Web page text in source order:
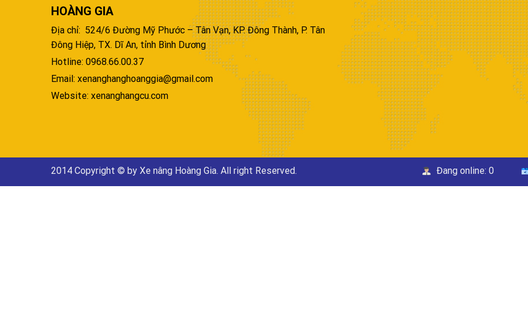
HOÀNG GIA
Địa chỉ: 524/6 Đường Mỹ Phước – Tân Vạn, KP. Đông Thành, P. Tân
Đông Hiệp, TX. Dĩ An, tỉnh Bình Dương
Hotline: 0968.66.00.37
Email: xenanghanghoanggia@gmail.com
Website: xenanghangcu.com
2014 Copyright © by Xe nâng Hoàng Gia. All right Reserved. Đang online: 0